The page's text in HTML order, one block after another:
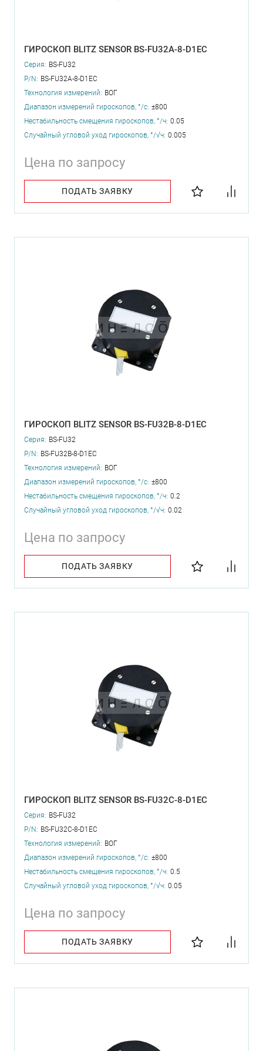
ГИРОСКОП BLITZ SENSOR BS-FU32A-8-D1EC
Серия: BS-FU32
P/N: BS-FU32A-8-D1EC
Технология измерений: ВОГ
Диапазон измерений гироскопов, °/с: ±800
Нестабильность смещения гироскопов, °/ч: 0.05
Случайный угловой уход гироскопов, °/√ч: 0.005
Цена по запросу
ПОДАТЬ ЗАЯВКУ
ГИРОСКОП BLITZ SENSOR BS-FU32B-8-D1EC
Серия: BS-FU32
P/N: BS-FU32B-8-D1EC
Технология измерений: ВОГ
Диапазон измерений гироскопов, °/с: ±800
Нестабильность смещения гироскопов, °/ч: 0.2
Случайный угловой уход гироскопов, °/√ч: 0.02
Цена по запросу
ПОДАТЬ ЗАЯВКУ
ГИРОСКОП BLITZ SENSOR BS-FU32C-8-D1EC
Серия: BS-FU32
P/N: BS-FU32C-8-D1EC
Технология измерений: ВОГ
Диапазон измерений гироскопов, °/с: ±800
Нестабильность смещения гироскопов, °/ч: 0.5
Случайный угловой уход гироскопов, °/√ч: 0.05
Цена по запросу
ПОДАТЬ ЗАЯВКУ